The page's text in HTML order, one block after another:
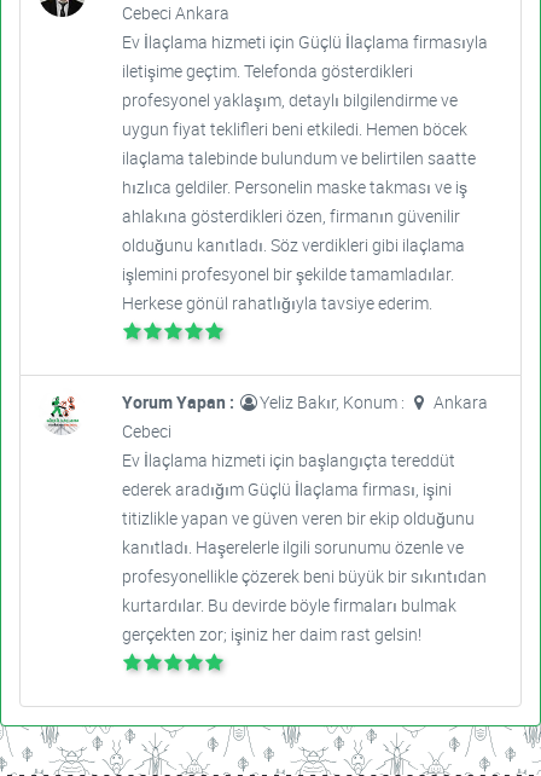
Cebeci Ankara
Ev İlaçlama hizmeti için Güçlü İlaçlama firmasıyla
iletişime geçtim. Telefonda gösterdikleri
profesyonel yaklaşım, detaylı bilgilendirme ve
uygun fiyat teklifleri beni etkiledi. Hemen böcek
ilaçlama talebinde bulundum ve belirtilen saatte
hızlıca geldiler. Personelin maske takması ve iş
ahlakına gösterdikleri özen, firmanın güvenilir
olduğunu kanıtladı. Söz verdikleri gibi ilaçlama
işlemini profesyonel bir şekilde tamamladılar.
Herkese gönül rahatlığıyla tavsiye ederim.
Yorum Yapan : Yeliz Bakır, Konum :
Ankara
Cebeci
Ev İlaçlama hizmeti için başlangıçta tereddüt
ederek aradığım Güçlü İlaçlama firması, işini
titizlikle yapan ve güven veren bir ekip olduğunu
kanıtladı. Haşerelerle ilgili sorunumu özenle ve
profesyonellikle çözerek beni büyük bir sıkıntıdan
kurtardılar. Bu devirde böyle firmaları bulmak
gerçekten zor; işiniz her daim rast gelsin!